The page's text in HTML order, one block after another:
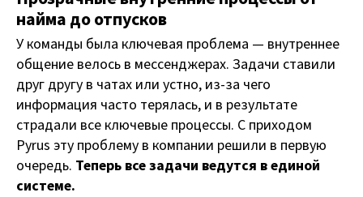
найма до отпусков
У команды была ключевая проблема — внутреннее
общение велось в мессенджерах. Задачи ставили
друг другу в чатах или устно, из-за чего
информация часто терялась, и в результате
страдали все ключевые процессы. С приходом
Pyrus эту проблему в компании решили в первую
очередь. Теперь все задачи ведутся в единой
системе.